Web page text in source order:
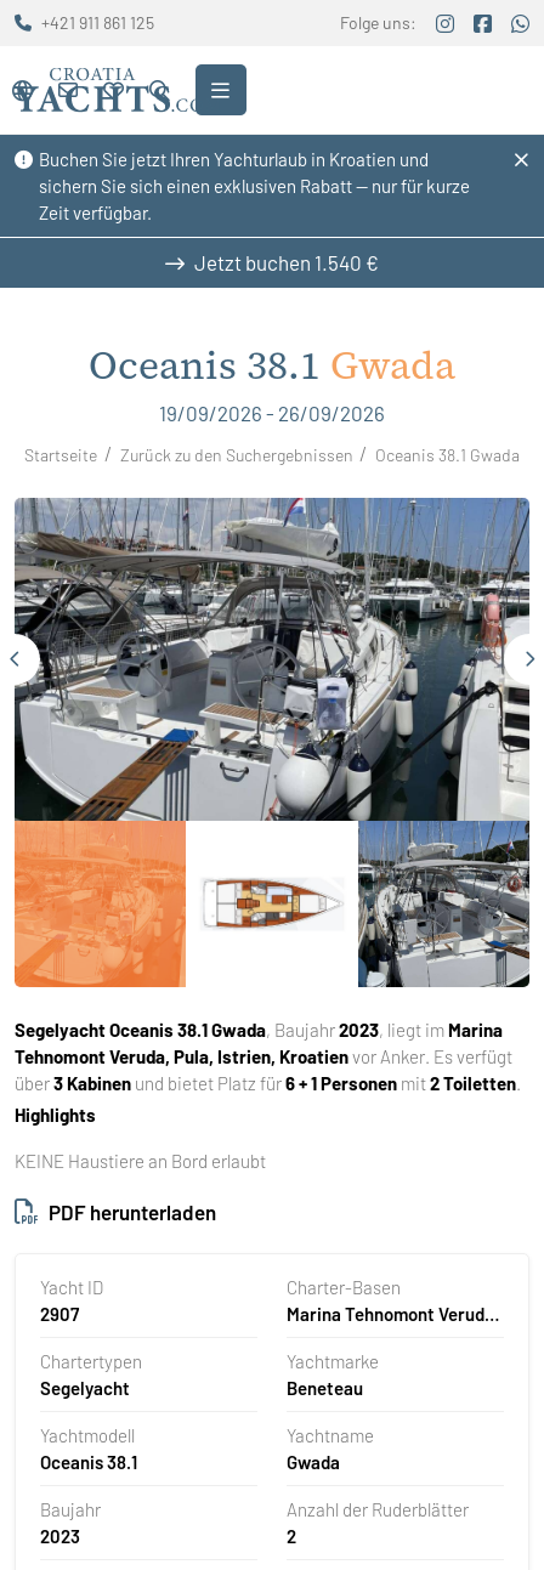
Buchen Sie jetzt Ihren Yachturlaub in Kroatien und
sichern Sie sich einen exklusiven Rabatt — nur für kurze
Zeit verfügbar.
+421 911 861 125 Folge uns:
Jetzt buchen 1.540 €
Oceanis 38.1 Gwada
19/09/2026 - 26/09/2026
Startseite Zurück zu den Suchergebnissen Oceanis 38.1 Gwada
SegelyachtOceanis 38.1 Gwada, Baujahr2023, liegt im Marina
Tehnomont Veruda, Pula, Istrien, Kroatienvor Anker. Es verfügt
über3 Kabinen und bietet Platz für6 + 1 Personen mit2 Toiletten.
Highlights
KEINE Haustiere an Bord erlaubt
PDF herunterladen
Yacht ID
2907
Charter-Basen
Marina Tehnomont Veruda,
Chartertypen
Segelyacht
Yachtmarke
Beneteau
Yachtmodell
Oceanis 38.1
Yachtname
Gwada
Baujahr
2023
Anzahl der Ruderblätter
2